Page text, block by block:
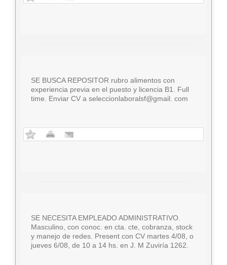
SE BUSCA REPOSITOR rubro alimentos con
experiencia previa en el puesto y licencia B1. Full
time. Enviar CV a seleccionlaboralsf@gmail. com
SE NECESITA EMPLEADO ADMINISTRATIVO.
Masculino, con conoc. en cta. cte, cobranza, stock
y manejo de redes. Present con CV martes 4/08, o
jueves 6/08, de 10 a 14 hs. en J. M Zuviría 1262.